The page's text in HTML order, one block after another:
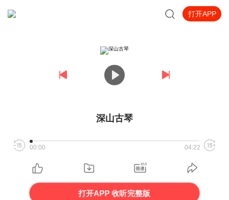
打开APP
深山古琴
00:00 04:22
打开APP 收听完整版